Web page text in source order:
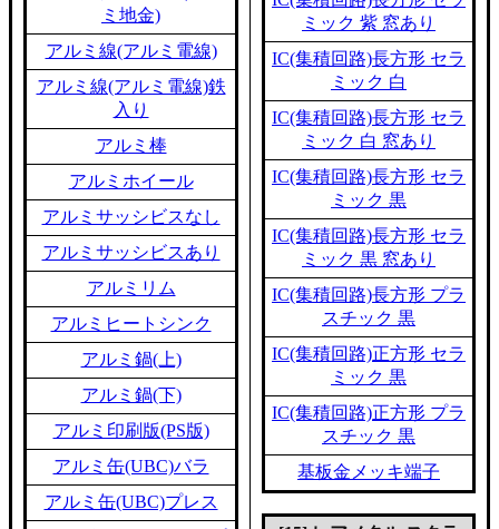
ミ地金)
アルミ線(アルミ電線)
アルミ線(アルミ電線)鉄
入り
アルミ棒
アルミホイール
アルミサッシビスなし
アルミサッシビスあり
アルミリム
アルミヒートシンク
アルミ鍋(上)
アルミ鍋(下)
アルミ印刷版(PS版)
アルミ缶(UBC)バラ
アルミ缶(UBC)プレス
ミック 紫 窓あり
IC(集積回路)長方形 セラ
ミック 白
IC(集積回路)長方形 セラ
ミック 白 窓あり
IC(集積回路)長方形 セラ
ミック 黒
IC(集積回路)長方形 セラ
ミック 黒 窓あり
IC(集積回路)長方形 プラ
スチック 黒
IC(集積回路)正方形 セラ
ミック 黒
IC(集積回路)正方形 プラ
スチック 黒
基板金メッキ端子